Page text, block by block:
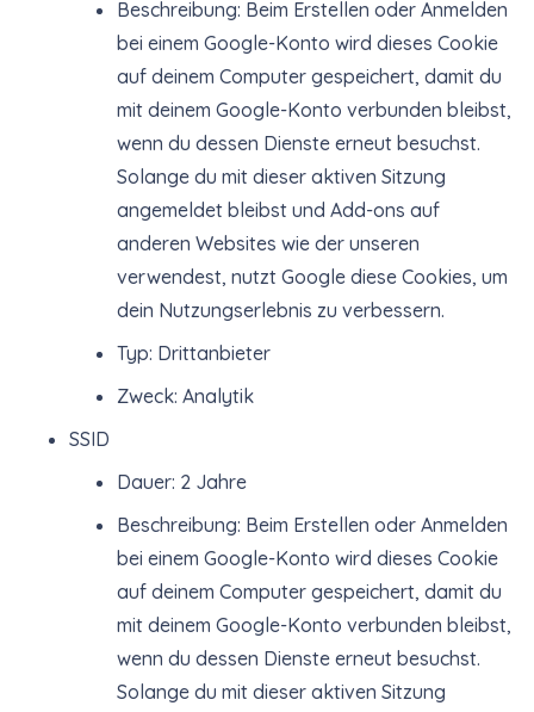
Beschreibung: Beim Erstellen oder Anmelden
bei einem Google-Konto wird dieses Cookie
auf deinem Computer gespeichert, damit du
mit deinem Google-Konto verbunden bleibst,
wenn du dessen Dienste erneut besuchst.
Solange du mit dieser aktiven Sitzung
angemeldet bleibst und Add-ons auf
anderen Websites wie der unseren
verwendest, nutzt Google diese Cookies, um
dein Nutzungserlebnis zu verbessern.
Typ: Drittanbieter
Zweck: Analytik
SSID
Dauer: 2 Jahre
Beschreibung: Beim Erstellen oder Anmelden
bei einem Google-Konto wird dieses Cookie
auf deinem Computer gespeichert, damit du
mit deinem Google-Konto verbunden bleibst,
wenn du dessen Dienste erneut besuchst.
Solange du mit dieser aktiven Sitzung